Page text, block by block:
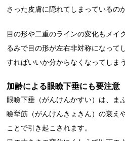
さった皮膚に隠れてしまっているの
目の形や二重のラインの変化もメイ
るみで目の形が左右非対称になって
すればいいか分からなくなってしま
加齢による眼瞼下垂にも要注意
眼瞼下垂（がんけんかすい）は、ま
瞼挙筋（がんけんきょきん）の衰え
ことで引き起こされます。